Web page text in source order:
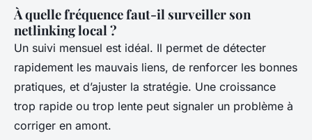
À quelle fréquence faut-il surveiller son
netlinking local ?
Un suivi mensuel est idéal. Il permet de détecter
rapidement les mauvais liens, de renforcer les bonnes
pratiques, et d’ajuster la stratégie. Une croissance
trop rapide ou trop lente peut signaler un problème à
corriger en amont.